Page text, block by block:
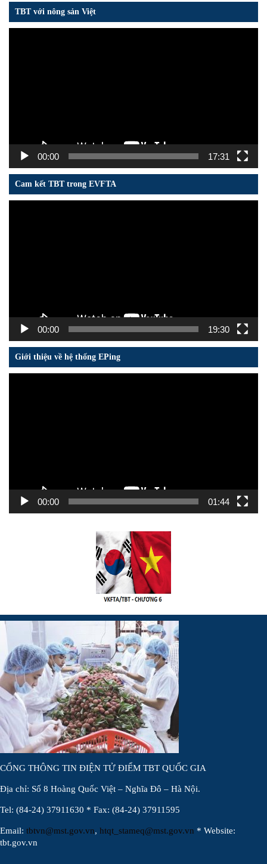
TBT với nông sản Việt
00:00 17:31
Cam kết TBT trong EVFTA
00:00 19:30
Giới thiệu về hệ thống EPing
00:00 01:44
CỔNG THÔNG TIN ĐIỆN TỬ ĐIỂM TBT QUỐC GIA
Địa chỉ: Số 8 Hoàng Quốc Việt – Nghĩa Đô – Hà Nội.
Tel: (84-24) 37911630 * Fax: (84-24) 37911595
Email: tbtvn@mst.gov.vn, htqt_stameq@mst.gov.vn * Website:
tbt.gov.vn